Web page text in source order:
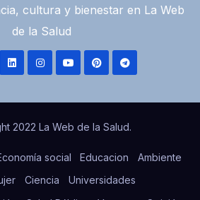
cultura y bienestar en La Web
de la Salud
2022 La Web de la Salud.
social Educacion
Ambiente
Ciencia
Universidades